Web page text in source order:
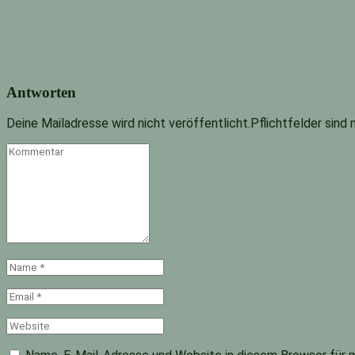
Antworten
Deine Mailadresse wird nicht veröffentlicht.Pflichtfelder sind
Kommentar
Name
Email
Website